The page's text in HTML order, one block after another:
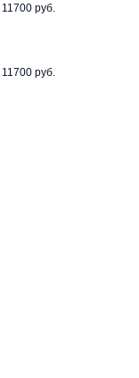
11700 руб.
11700 руб.